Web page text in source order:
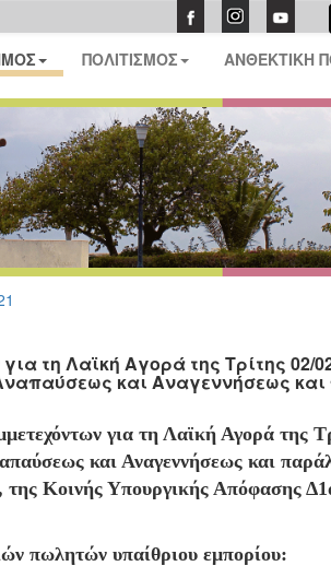
ΠΟΛΙΤΙΣΜΟΣ ΑΝΘΕΚΤΙΚΗ
τη Λαϊκή Αγορά της Τρίτης 02/
και Αναγεννήσεως
για τη Λαϊκή Αγορά της
και Αναγεννήσεως και
Κοινής Υπουργικής Απόφασης
πωλητών υπαίθριου εμπορίου: